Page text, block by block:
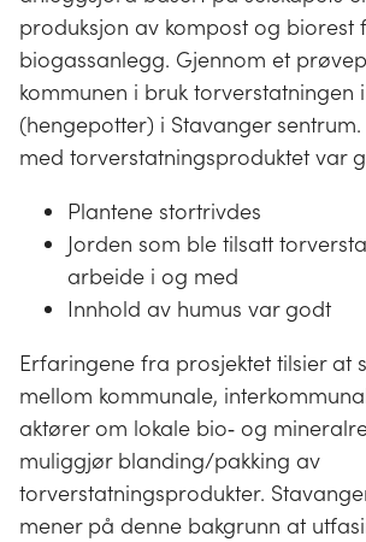
produksjon av kompost og biorest
biogassanlegg. Gjennom et
kommunen i bruk
(hengepotter) i Stavanger
med torverstatningsproduktet var
Plantene stortrivdes
Jorden som ble tilsatt
arbeide i og med
Innhold av humus var godt
Erfaringene fra prosjektet tilsier at
mellom kommunale,
aktører om lokale bio‐ og
muliggjør blanding/pakking av
torverstatningsprodukter.
mener på denne bakgrunn at